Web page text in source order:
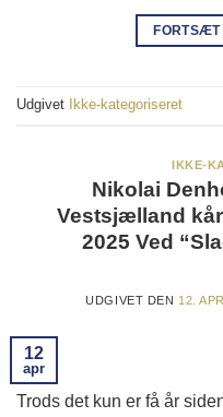
Udgivet Ikke-kategoriseret
IKKE-
Nikolai
Vestsjælland
2025 Ved
UDGIVET DEN 12.
12
apr
Trods det kun er få år